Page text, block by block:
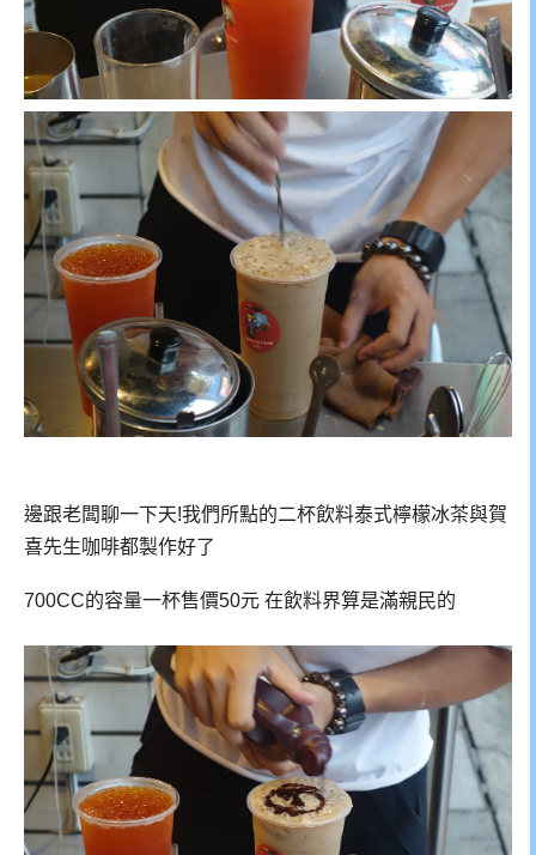
邊跟老闆聊一下天!我們所點的二杯飲料泰式檸檬冰茶與賀
喜先生咖啡都製作好了
700CC的容量一杯售價50元 在飲料界算是滿親民的